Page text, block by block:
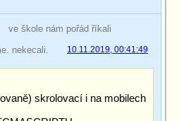
ve škole nám pořád říkali
nekecali.
10.11.2019, 00:41:49
skrolovací i na mobilech